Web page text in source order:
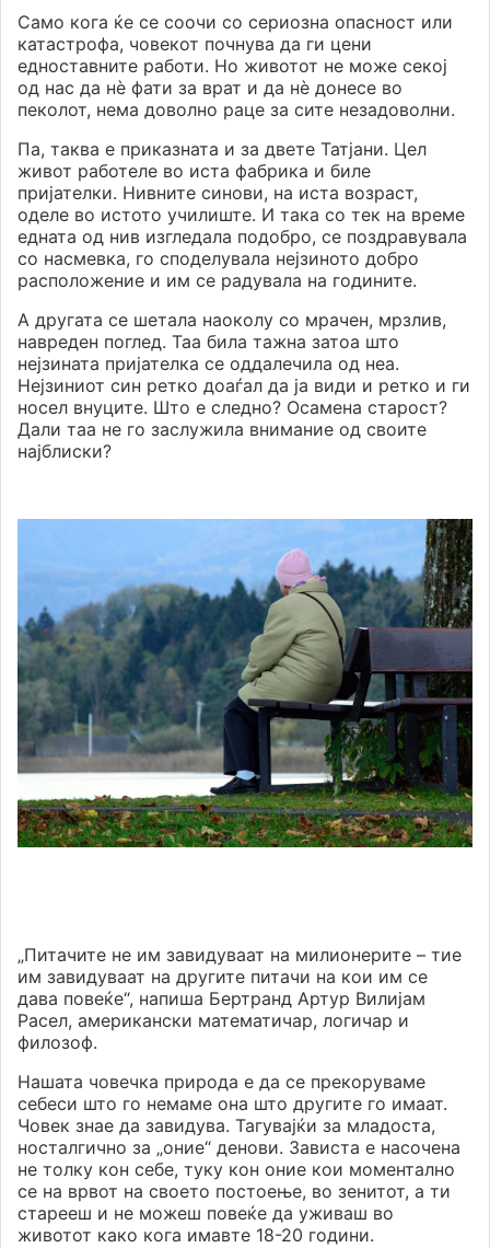
Само кога ќе се соочи со сериозна опасност или
катастрофа, човекот почнува да ги цени
едноставните работи. Но животот не може секој
од нас да нè фати за врат и да нè донесе во
пеколот, нема доволно раце за сите незадоволни.
Па, таква е приказната и за двете Татјани. Цел
живот работеле во иста фабрика и биле
пријателки. Нивните синови, на иста возраст,
оделе во истото училиште. И така со тек на време
едната од нив изгледала подобро, се поздравувала
со насмевка, го споделувала нејзиното добро
расположение и им се радувала на годините.
А другата се шетала наоколу со мрачен, мрзлив,
навреден поглед. Таа била тажна затоа што
нејзината пријателка се оддалечила од неа.
Нејзиниот син ретко доаѓал да ја види и ретко и ги
носел внуците. Што е следно? Осамена старост?
Дали таа не го заслужила внимание од своите
најблиски?
„Питачите не им завидуваат на милионерите – тие
им завидуваат на другите питачи на кои им се
дава повеќе“, напиша Бертранд Артур Вилијам
Расел, американски математичар, логичар и
филозоф.
Нашата човечка природа е да се прекоруваме
себеси што го немаме она што другите го имаат.
Човек знае да завидува. Тагувајќи за младоста,
носталгично за „оние“ денови. Зависта е насочена
не толку кон себе, туку кон оние кои моментално
се на врвот на своето постоење, во зенитот, а ти
старееш и не можеш повеќе да уживаш во
животот како кога имавте 18-20 години.